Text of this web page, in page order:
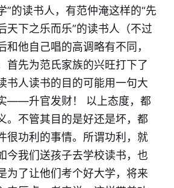
”的读书人，有范仲淹这样的“先
天下之乐而乐”的读书人（不过
和他自己唱的高调略有不同，
首先为范氏家族的兴旺打下了
书人读书的目的可能用一句大
——升官发财！ 以上态度，都
。不管其目的是好还是坏，都
很功利的事情。所谓功利，就
今我们送孩子去学校读书，也
为了让他们考个好大学，将来